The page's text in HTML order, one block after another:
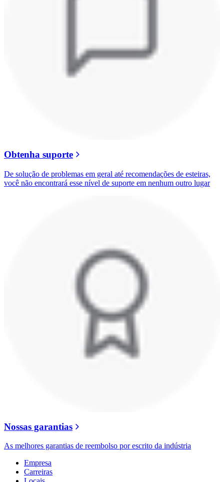
Obtenha suporte
De solução de problemas em geral até recomendações de esteiras,
você não encontrará esse nível de suporte em nenhum outro lugar
Nossas garantias
As melhores garantias de reembolso por escrito da indústria
Empresa
Carreiras